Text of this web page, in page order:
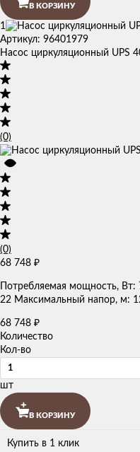
В КОРЗИНУ
1
Артикул: 96401979
Насос циркуляционный UPS
(0)
(0)
68 748 ₽
Потребляемая мощность,
22 Максимальный напор, м:
68 748 ₽
Количество
Кол-во
шт
В КОРЗИНУ
Купить в 1 клик